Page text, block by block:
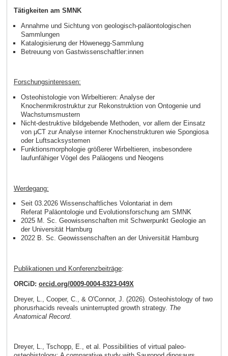
Tätigkeiten am SMNK
Annahme und Sichtung von geologisch-paläontologischen
Sammlungen
Katalogisierung der Höwenegg-Sammlung
Betreuung von Gastwissenschaftler:innen
Forschungsinteressen:
Osteohistologie von Wirbeltieren: Analyse der
Knochenmikrostruktur zur Rekonstruktion von Ontogenie und
Wachstumsmustern
Nicht-destruktive bildgebende Methoden, vor allem der Einsatz
von μCT zur Analyse interner Knochenstrukturen wie Spongiosa
oder Luftsacksystemen
Funktionsmorphologie größerer Wirbeltieren, insbesondere
laufunfähiger Vögel des Paläogens und Neogens
Werdegang:
Seit 03.2026 Wissenschaftliches Volontariat in dem
Referat Paläontologie und Evolutionsforschung am SMNK
2025 M. Sc. Geowissenschaften mit Schwerpunkt Geologie an
der Universität Hamburg
2022 B. Sc. Geowissenschaften an der Universität Hamburg
Publikationen und Konferenzbeiträge:
ORCiD: orcid.org/0009-0004-8323-049X
Dreyer, L., Cooper, C., & O'Connor, J. (2026). Osteohistology of two
phorusrhacids reveals uninterrupted growth strategy. The
Anatomical Record.
Dreyer, L., Tschopp, E., et al. Possibilities of virtual paleo-